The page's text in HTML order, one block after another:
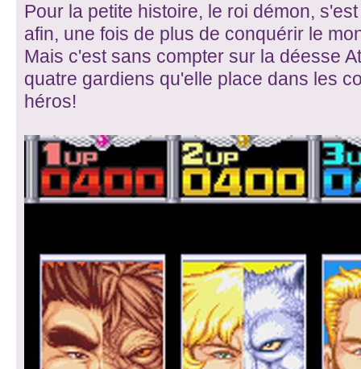
Pour la petite histoire, le roi démon,
afin, une fois de plus de conquérir le
Mais c'est sans compter sur la déesse
quatre gardiens qu'elle place dans les
héros!